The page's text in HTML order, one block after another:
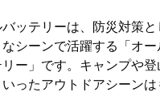
ッテリーは、防災対策
シーンで活躍する「オ
リー」です。キャンプや
ったアウトドアシーンは